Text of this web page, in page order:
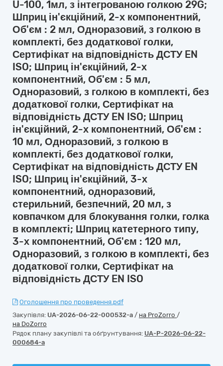
U-100, 1мл, з інтегрованою голкою 29G;
Шприц ін'єкційний, 2-х компонентний,
Об'єм : 2 мл, Одноразовий, з голкою в
комплекті, без додаткової голки,
Сертифікат на відповідність ДСТУ EN
ISO; Шприц ін'єкційний, 2-х
компонентний, Об'єм : 5 мл,
Одноразовий, з голкою в комплекті, без
додаткової голки, Сертифікат на
відповідність ДСТУ EN ISO; Шприц
ін'єкційний, 2-х компонентний, Об'єм :
10 мл, Одноразовий, з голкою в
комплекті, без додаткової голки,
Сертифікат на відповідність ДСТУ EN
ISO; Шприц ін'єкційний, 3-х
компонентний, одноразовий,
стерильний, безпечний, 20 мл, з
ковпачком для блокування голки, голка
в комплекті; Шприц катетерного типу,
3-х компонентний, Об'єм : 120 мл,
Одноразовий, з голкою в комплекті, без
додаткової голки, Сертифікат на
відповідність ДСТУ EN ISO
Оголошення про проведення.pdf
Закупівля: UA-2026-06-22-000532-a / на ProZorro /
на DoZorro
Рядок плану закупівлі та обґрунтування: UA-P-2026-06-22-
000684-a